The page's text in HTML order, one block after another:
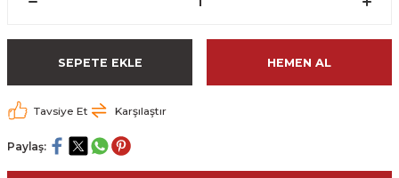
SEPETE EKLE HEMEN AL
Tavsiye Et Karşılaştır
Paylaş: